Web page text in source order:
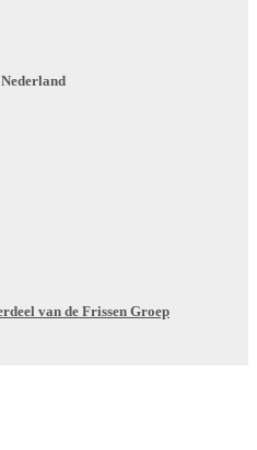
van de Frissen Groep